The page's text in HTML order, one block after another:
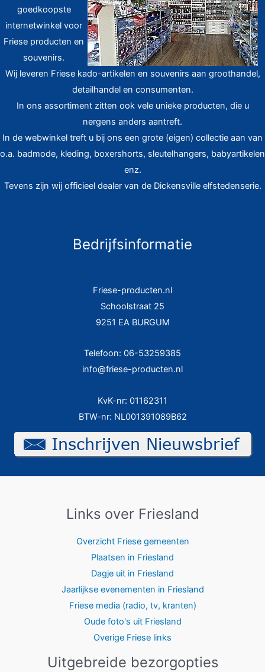
goedkoopste
internetwinkel voor
Friese producten en
souvenirs.
Wij leveren Friese kado-artikelen en souvenirs aan groothandel,
detailhandel en consumenten.
In ons assortiment zitten ook vele unieke producten, die u
nergens anders aantreft.
In de webwinkel treft u bij ons een grote (eigen) collectie aan van
o.a. badmode, kleding, boxershorts, sleutelhangers, babyartikelen
enz.
Tevens zijn wij officieel dealer van de Dickensville elfstedenserie.
Bedrijfsinformatie
Friese-producten.nl
Schoolstraat 25
9251 EA BURGUM
Telefoon: 06-53259385
info@friese-producten.nl
KvK-nr: 01162311
BTW-nr: NL001391089B62
Links over Friesland
Overzicht Friese gemeenten
Plaatsen in Friesland
Dagje uit in Friesland
Jaarlijkse evenementen in Friesland
Friese media (radio, tv, kranten)
Oude foto's uit Friesland
Overige Friese links
Uitgebreide bezorgopties